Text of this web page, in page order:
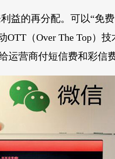
益的再分配。可以“免
（Over The Top）
营商付短信费和彩信费